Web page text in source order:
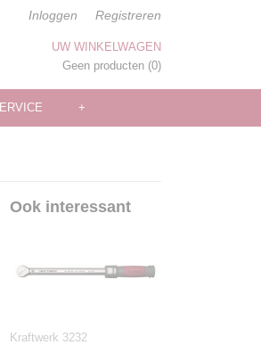
Inloggen Registreren
UW WINKELWAGEN
Geen producten (0)
+
Ook interessant
Kraftwerk 3232